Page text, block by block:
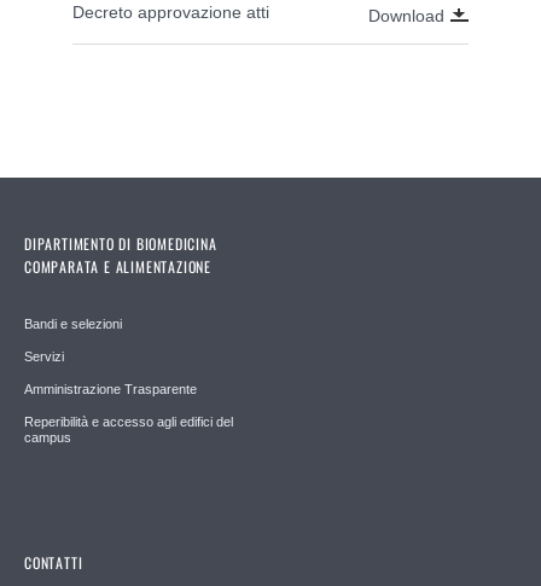
Decreto approvazione atti Download
DIPARTIMENTO DI BIOMEDICINA
COMPARATA E ALIMENTAZIONE
Bandi e selezioni
Servizi
Amministrazione Trasparente
Reperibilità e accesso agli edifici del
campus
CONTATTI